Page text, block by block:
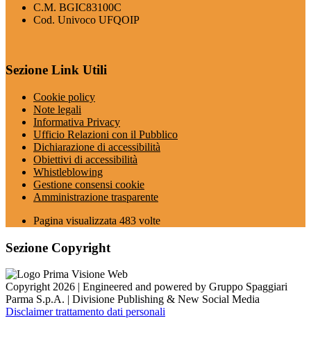
C.M. BGIC83100C
Cod. Univoco UFQOIP
Sezione Link Utili
Cookie policy
Note legali
Informativa Privacy
Ufficio Relazioni con il Pubblico
Dichiarazione di accessibilità
Obiettivi di accessibilità
Whistleblowing
Gestione consensi cookie
Amministrazione trasparente
Pagina visualizzata 483 volte
Sezione Copyright
Copyright 2026 | Engineered and powered by Gruppo Spaggiari
Parma S.p.A. | Divisione Publishing & New Social Media
Disclaimer trattamento dati personali